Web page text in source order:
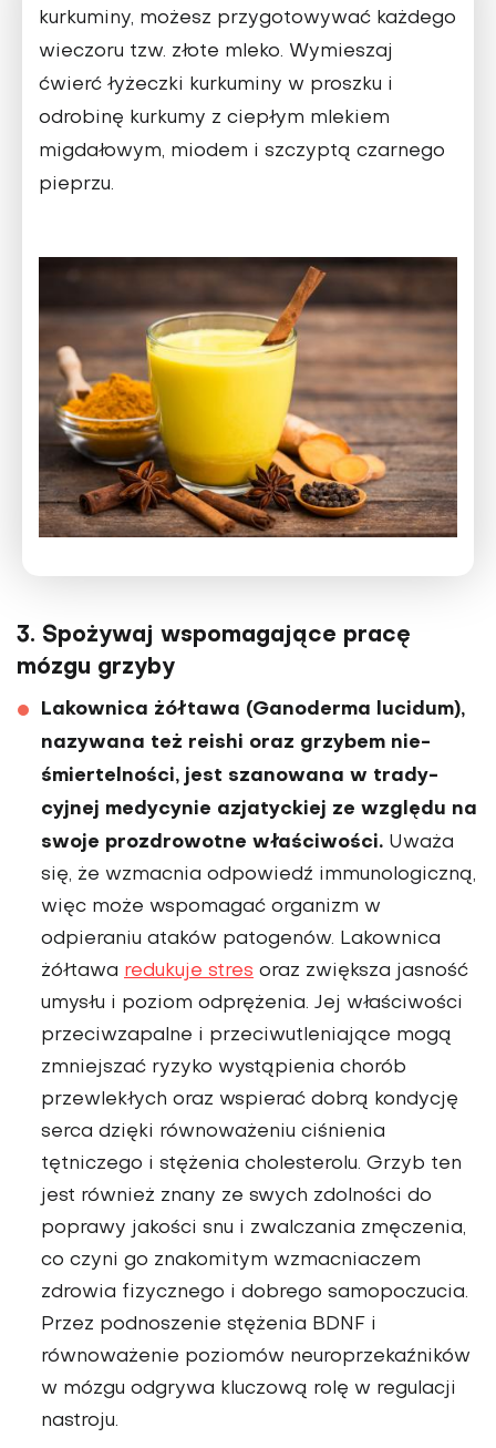
kurkuminy, możesz przygotowywać każdego
wieczoru tzw. złote mleko. Wymieszaj
ćwierć łyżeczki kurkumi­ny w proszku i
odrobinę kurkumy z ciepłym mlekiem
migdałowym, mio­dem i szczyptą czarnego
pieprzu.
3. Spożywaj wspomagające pracę
mózgu grzyby
Lakownica żółtawa (Ganoderma lucidum),
nazywana też reishi oraz grzybem nie­
śmiertelności, jest szanowana w trady­
cyjnej medycynie azjatyckiej ze względu na
swoje prozdrowotne właściwości. Uważa
się, że wzmacnia odpowiedź im­munologiczną,
więc może wspomagać or­ganizm w
odpieraniu ataków patogenów. Lakownica
żółtawa redukuje stres oraz zwiększa jasność
umysłu i poziom od­prężenia. Jej właściwości
przeciwzapalne i przeciwutleniające mogą
zmniejszać ryzyko wystąpienia chorób
przewle­kłych oraz wspierać dobrą kondycję
serca dzięki równoważeniu ciśnienia
tętniczego i stężenia cholesterolu. Grzyb ten
jest również znany ze swych zdolności do
poprawy jakości snu i zwalczania zmęczenia,
co czy­ni go znakomitym wzmacniaczem
zdrowia fizycznego i dobrego samopoczucia.
Przez podnoszenie stężenia BDNF i
równoważenie poziomów neuroprzekaźników
w mózgu odgrywa kluczową rolę w regulacji
nastroju.